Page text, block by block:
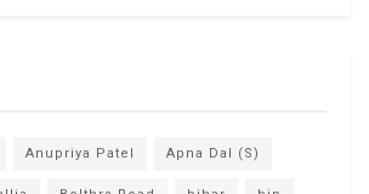
Anupriya Patel Apna Dal (S)